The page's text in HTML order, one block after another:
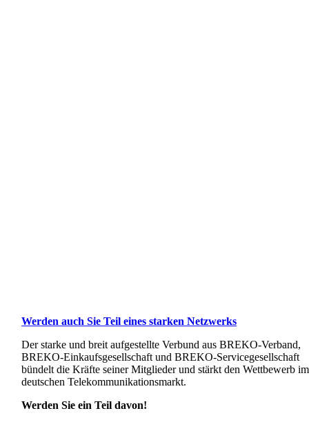
Werden auch Sie Teil eines starken Netzwerks
Der starke und breit aufgestellte Verbund aus BREKO-Verband,
BREKO-Einkaufsgesellschaft und BREKO-Servicegesellschaft
bündelt die Kräfte seiner Mitglieder und stärkt den Wettbewerb im
deutschen Telekommunikationsmarkt.
Werden Sie ein Teil davon!